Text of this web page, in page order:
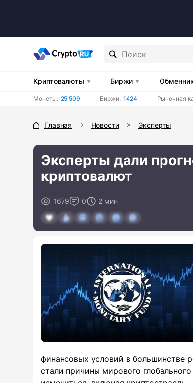
Криптовалюты Биржи
Монеты: 25 509 Биржи: 1424 Рыночная
Главная Новости Эксперты
Эксперты дали
криптовалют
1679 0 2 мин
финансовых условий в большинстве
стали причины мирового